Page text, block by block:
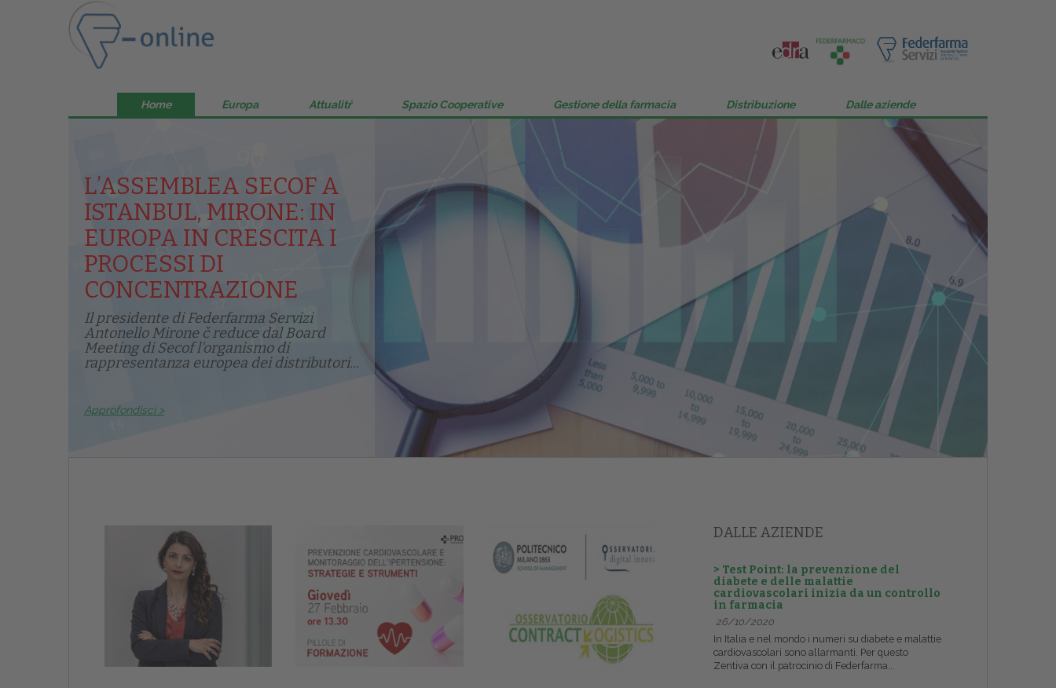
Home Europa Attualitŕ Spazio Cooperative Gestione della farmacia Distribuzione Dalle aziende
L’ASSEMBLEA SECOF A
ISTANBUL, MIRONE: IN
EUROPA IN CRESCITA I
PROCESSI DI
CONCENTRAZIONE
Il presidente di Federfarma Servizi
Antonello Mirone č reduce dal Board
Meeting di Secof l'organismo di
rappresentanza europea dei distributori...
Approfondisci >
DALLE AZIENDE
> Test Point: la prevenzione del
diabete e delle malattie
cardiovascolari inizia da un controllo
in farmacia
26/10/2020
In Italia e nel mondo i numeri su diabete e malattie
cardiovascolari sono allarmanti. Per questo
Zentiva con il patrocinio di Federfarma...